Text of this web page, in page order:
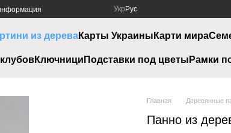
Укр Рус
из дереваКарты Украины Карти мира
Ключници Подставки под цветы Рамки
Главная Деревянные
Панно из